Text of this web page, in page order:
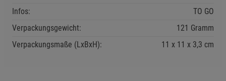
Nicht in feuchter Umgebung oder in der Nähe von
Sicherheitshinweise
Nur gemäß Gebrauchsanweisung und ausschließlich zur
Infos:
TO GO
Verpackungsgewicht:
121 Gramm
Verpackungsmaße (LxBxH):
11 11 3,3 cm
Statistik Cookies (1) Statistik Cookies